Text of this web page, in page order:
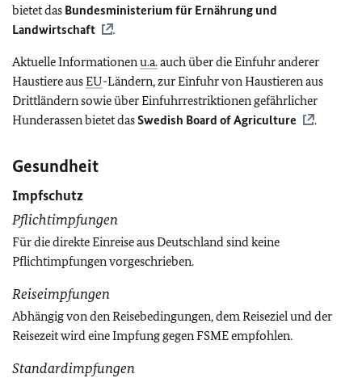
bietet das Bundesministerium für Ernährung und
Landwirtschaft
.
Aktuelle Informationenu.a.auch über die Einfuhr anderer
Haustiere ausEU-Ländern, zur Einfuhr von Haustieren aus
Drittländern sowie über Einfuhrrestriktionen gefährlicher
Hunderassen bietet dasSwedish Board of Agriculture .
Gesundheit
Impfschutz
Pflichtimpfungen
Für die direkte Einreise aus Deutschland sind keine
Pflichtimpfungen vorgeschrieben.
Reiseimpfungen
Abhängig von den Reisebedingungen, dem Reiseziel und der
Reisezeit wird eine Impfung gegen FSMEempfohlen.
Standardimpfungen